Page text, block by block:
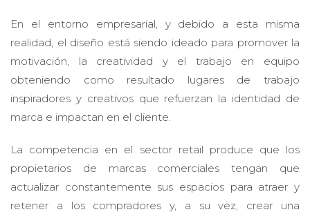
En el entorno empresarial, y debido a esta misma
realidad, el diseño está siendo ideado para promover la
motivación, la creatividad y el trabajo en equipo
obteniendo como resultado lugares de trabajo
inspiradores y creativos que refuerzan la identidad de
marca e impactan en el cliente.
La competencia en el sector retail produce que los
propietarios de marcas comerciales tengan que
actualizar constantemente sus espacios para atraer y
retener a los compradores y, a su vez, crear una